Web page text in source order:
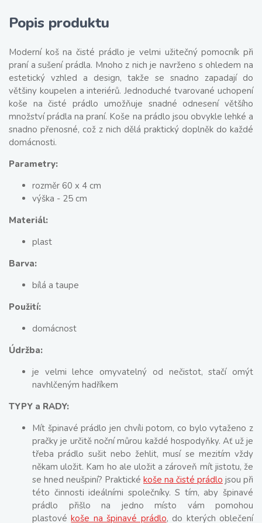
Popis produktu
Moderní koš na čisté prádlo je velmi užitečný pomocník při
praní a sušení prádla. Mnoho z nich je navrženo s ohledem na
estetický vzhled a design, takže se snadno zapadají do
většiny koupelen a interiérů. Jednoduché tvarované uchopení
koše na čisté prádlo umožňuje snadné odnesení většího
množství prádla na praní. Koše na prádlo jsou obvykle lehké a
snadno přenosné, což z nich dělá praktický doplněk do každé
domácnosti.
Parametry:
rozměr 60 x 4 cm
výška - 25 cm
Materiál:
plast
Barva:
bílá a taupe
Použití:
domácnost
Údržba:
je velmi lehce omyvatelný od nečistot, stačí omýt
navhlčeným hadříkem
TYPY a RADY:
Mít špinavé prádlo jen chvíli potom, co bylo vytaženo z
pračky je určitě noční můrou každé hospodyňky. Ať už je
třeba prádlo sušit nebo žehlit, musí se mezitím vždy
někam uložit. Kam ho ale uložit a zároveň mít jistotu, že
se hned neušpiní? Praktické koše na čisté prádlo jsou při
této činnosti ideálními společníky. S tím, aby špinavé
prádlo přišlo na jedno místo vám pomohou
plastovékoše na špinavé prádlo, do kterých oblečení